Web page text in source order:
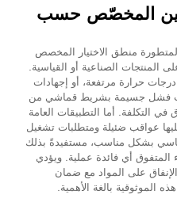
المخصّص حسب
منطق الاختيار المخصص
المنتجات الصناعية أو القياسية.
حرارة مرتفعة، أو إجهادات
فشل جسيمة بشريط قماشي من
التكلفة. أما التطبيقات العامة
عواقب ضئيلة ومتطلبات تشغيل
بشكل مناسب، مستفيدةً بذلك
المتفوق أي فائدة عملية. ويؤدي
على المواد مع ضمان
الموثوقية بالغة الأهمية.